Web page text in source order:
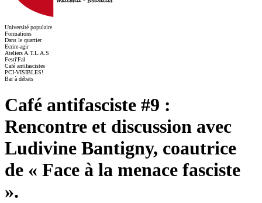
Université populaire
Formations
Dans le quartier
Ecrire-agir
Ateliers A.T.L.A.S
Festi'Fal
Café antifascistes
PCI-VISIBLES!
Bar à débats
Café antifasciste #9 :
Rencontre et discussion avec
Ludivine Bantigny, coautrice
de « Face à la menace fasciste
».